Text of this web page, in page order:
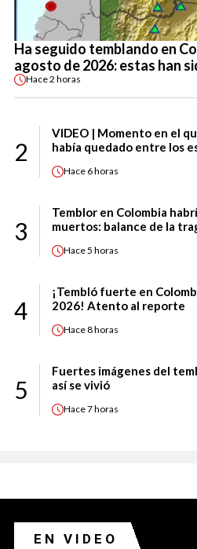
Ha seguido temblando en
agosto de 2026: estas han
Hace2 horas
2
VIDEO | Momento en el
había quedado entre los
Hace 6 horas
3
Temblor en Colombia
muertos: balance de la
Hace5 horas
4
¡Tembló fuerte en
2026! Atento al reporte
Hace8 horas
5
Fuertes imágenes del
así se vivió
Hace7 horas
EN VIDEO